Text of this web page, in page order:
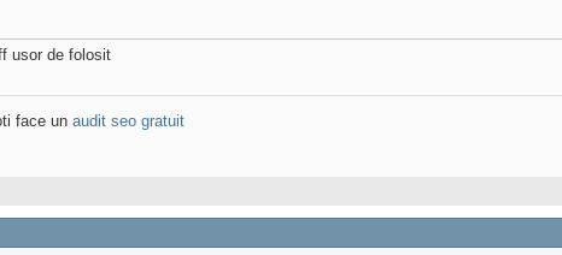
usor de folosit
face un audit seo gratuit